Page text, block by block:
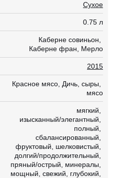
Сухое
0.75 л
Каберне совиньон
Каберне фран
Мерло
2015
Красное мясо Дичь сыры
мясо
мягкий
изысканный/элегантный
полный
сбалансированный
фруктовый
шелковистый
долгий/продолжительный
пряный/острый
минералы
мощный свежий
глубокий